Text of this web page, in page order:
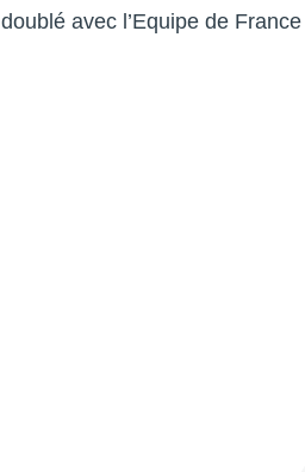
doublé avec l’Equipe de